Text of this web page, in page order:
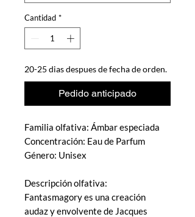
Cantidad *
20-25 dias despues de fecha de orden.
Pedido anticipado
Familia olfativa: Ámbar especiada
Concentración: Eau de Parfum
Género: Unisex
Descripción olfativa:
Fantasmagory es una creación
audaz y envolvente de Jacques